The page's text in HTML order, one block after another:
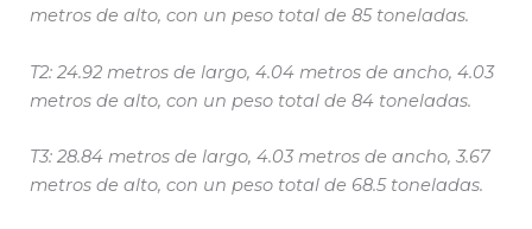
metros de alto, con un peso total de 85 toneladas.
T2: 24.92 metros de largo, 4.04 metros de ancho, 4.03
metros de alto, con un peso total de 84 toneladas.
T3: 28.84 metros de largo, 4.03 metros de ancho, 3.67
metros de alto, con un peso total de 68.5 toneladas.